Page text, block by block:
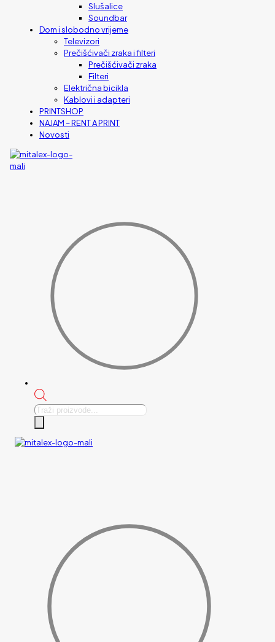
Slušalice
Soundbar
Dom i slobodno vrijeme
Televizori
Prečišćivači zraka i filteri
Prečišćivači zraka
Filteri
Električna bicikla
Kablovi i adapteri
PRINTSHOP
NAJAM – RENT A PRINT
Novosti
Products